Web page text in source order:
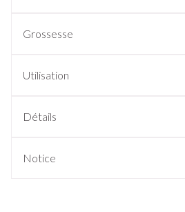
Grossesse
Utilisation
Détails
Notice